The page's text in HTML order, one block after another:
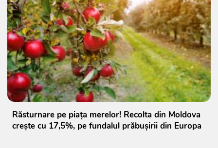
Răsturnare pe piața merelor! Recolta din Moldova
crește cu 17,5%, pe fundalul prăbușirii din Europa